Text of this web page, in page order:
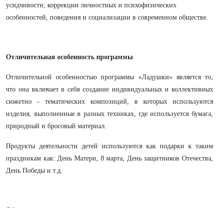
усидчивости; коррекции личностных и психофизических
особенностей, поведения и социализации в современном обществе.
Отличительная особенность программы
Отличительной особенностью программы «Ладушки» является то,
что она включает в себя создание индивидуальных и коллективных
сюжетно - тематических композиций, в которых используются
изделия, выполненные в разных техниках, где используется бумага,
природный и бросовый материал.
Продукты деятельности детей используются как подарки к таким
праздникам как: День Матери, 8 марта, День защитников Отечества,
День Победы и т.д.